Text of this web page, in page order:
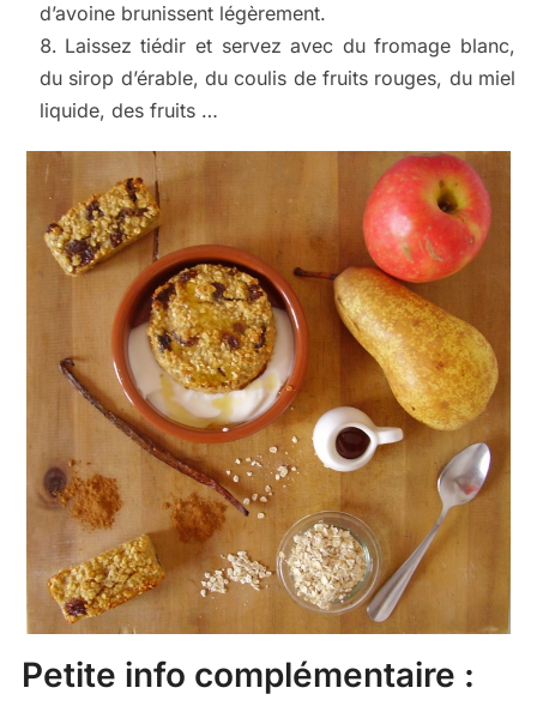
d’avoine brunissent légèrement.
Laissez tiédir et servez avec du fromage blanc,
du sirop d’érable, du coulis de fruits rouges, du miel
liquide, des fruits …
Petite info complémentaire :